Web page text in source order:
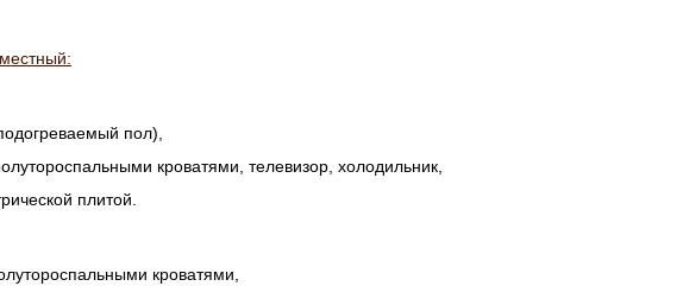
пол),
кроватями, телевизор, холодильник,
плитой.
кроватями,